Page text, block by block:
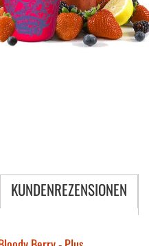
KUNDENREZENSIONEN